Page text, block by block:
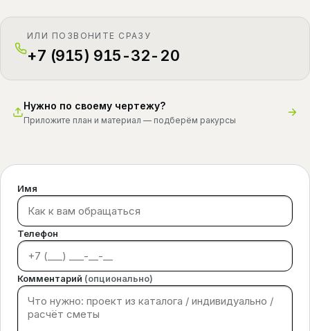
ИЛИ ПОЗВОНИТЕ СРАЗУ
+7 (915) 915-32-20
Нужно по своему чертежу?
Приложите план и материал — подберём ракурсы
Имя
Телефон
Комментарий (опционально)